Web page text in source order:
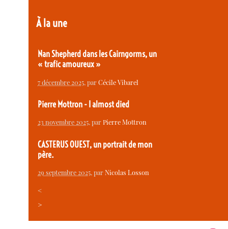
À la une
Nan Shepherd dans les Cairngorms, un
« trafic amoureux »
7 décembre 2025, parCécile Vibarel
Pierre Mottron - I almost died
23 novembre 2025, parPierre Mottron
CASTERUS OUEST, un portrait de mon
père.
29 septembre 2025, parNicolas Losson
<
>